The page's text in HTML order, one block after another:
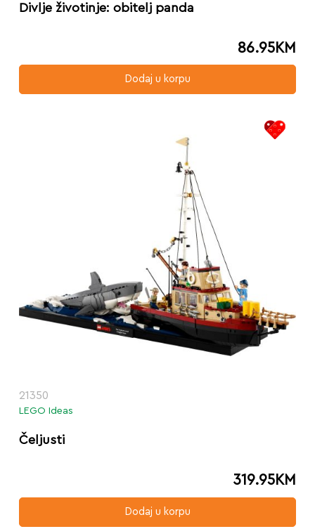
Divlje životinje: obitelj panda
86.95KM
Dodaj u korpu
21350
LEGO Ideas
Čeljusti
319.95KM
Dodaj u korpu